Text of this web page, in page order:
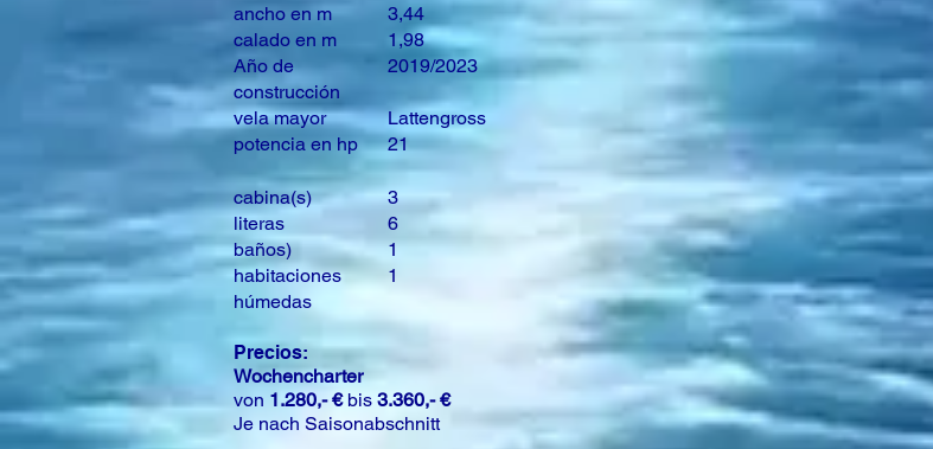
ancho en m
calado en m
Año de
construcción
vela mayor
potencia en hp
3,44
1,98
2019/2023
Lattengross
21
cabina(s)
literas
baños)
habitaciones
húmedas
3
6
1
1
Precios:
Wochencharter
von 1.280,- €bis 3.360,- €
Je nach Saisonabschnitt